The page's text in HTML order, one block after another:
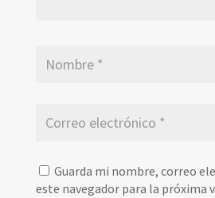
Guarda mi nombre, correo
este navegador para la próxima